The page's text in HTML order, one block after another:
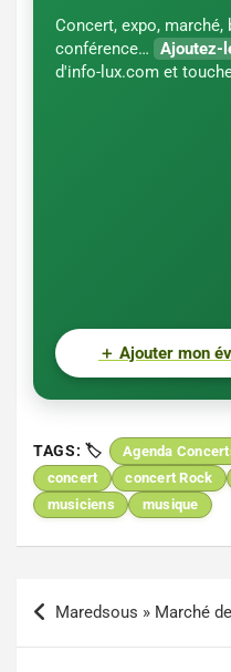
Concert, expo,
conférence…
Ajoutez-
d'info-lux.com et
＋ Ajouter mon
TAGS: Agenda
concert
concert Rock
musiciens
musique
Navigation
de
Maredsous » Marché